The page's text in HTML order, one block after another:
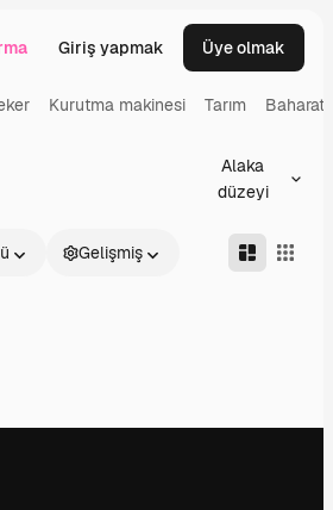
Giriş yapmak Üye olmak
Kurutma makinesi Tarım Baharat
Alaka
düzeyi
Gelişmiş